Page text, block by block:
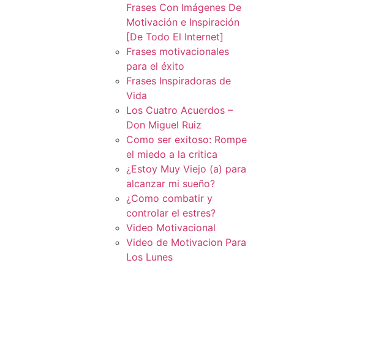
Frases Con Imágenes De
Motivación e Inspiración
[De Todo El Internet]
Frases motivacionales
para el éxito
Frases Inspiradoras de
Vida
Los Cuatro Acuerdos –
Don Miguel Ruiz
Como ser exitoso: Rompe
el miedo a la critica
¿Estoy Muy Viejo (a) para
alcanzar mi sueño?
¿Como combatir y
controlar el estres?
Video Motivacional
Video de Motivacion Para
Los Lunes